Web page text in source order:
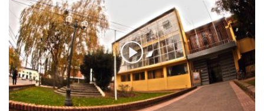
Crónica
Policial
Tribunales
Deporte